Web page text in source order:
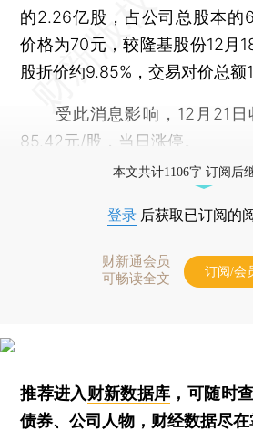
的2.26亿股，占公司总股本的
价格为70元，较隆基股份12月
股折价约9.85%，交易对价总额
受此消息影响，12月21日
85.42元/股，当日涨停。
本文共计1106字 订阅后
登录 后获取已订阅的
财新通会员
可畅读全文
订阅/会
推荐进入财新数据库 ，可随时
债券、公司人物，财经数据尽在